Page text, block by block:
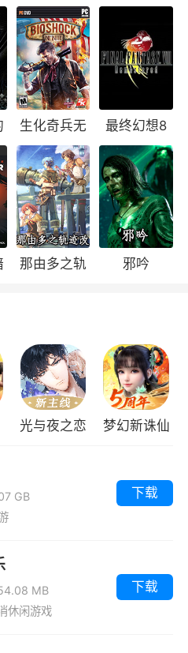
至去克洛斯贝尔警察局
及冷淡的态度都令人印
，可灵活操纵财团开发
在特别任务支援科临
曼自治州的财团总部。
Orlando）
援科众人信任仰仗的大
同展露了精彩表面。暂
蕾优淮尉等被投放药物
。
系列游戏之前设定，游
、饰品，更换装备能够
斗和区域地图中探索获
备，游戏内武器有角色
刀、枪、弓等。
生化奇兵无
限
最终幻想8
重制版
那由多之轨
邪吟
光与夜之恋 梦幻新诛仙
GB
下载
MB
休闲游戏
下载